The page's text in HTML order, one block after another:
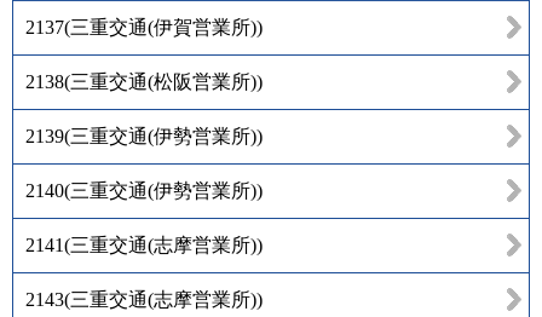
2137(三重交通(伊賀営業所))
2138(三重交通(松阪営業所))
2139(三重交通(伊勢営業所))
2140(三重交通(伊勢営業所))
2141(三重交通(志摩営業所))
2143(三重交通(志摩営業所))